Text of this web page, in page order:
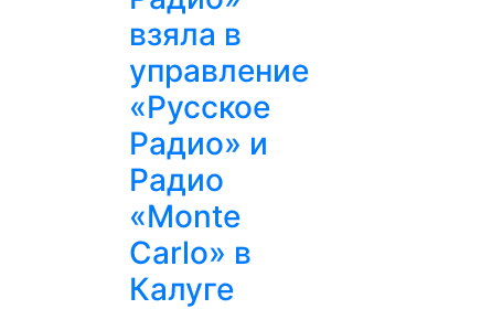
взяла в
управление
«Русское
Радио» и
Радио
«Monte
Carlo» в
Калуге